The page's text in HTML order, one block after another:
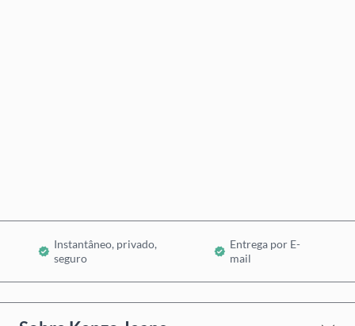
Instantâneo, privado,
seguro
Entrega por E-
mail